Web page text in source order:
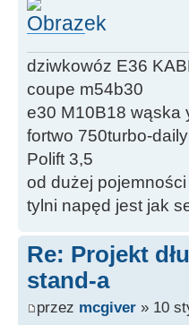
dziwkowóz E36
coupe m54b30
e30 M10B18 wąska
fortwo 750turbo-daily
Polift 3,5
od dużej
tylni napęd jest jak
Re: Projekt
stand-a
przez mcgiver » 10